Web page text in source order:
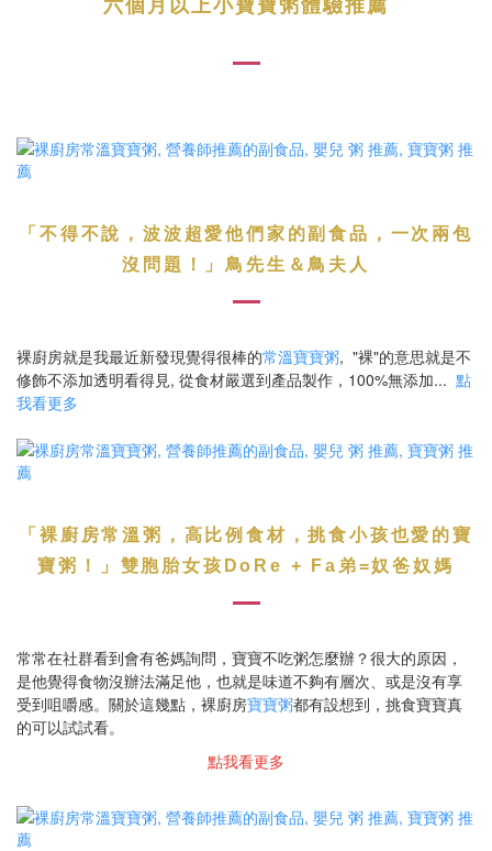
六個月以上小寶寶粥體驗推薦
「不得不說，波波超愛他們家的副食品，一次兩包
沒問題！」鳥先生＆鳥夫人
裸廚房就是我最近新發現覺得很棒的常溫寶寶粥, "裸"的意思就是不
修飾不添加透明看得見, 從食材嚴選到產品製作，100%無添加... 點
我看更多
「裸廚房常溫粥，高比例食材，挑食小孩也愛的寶
寶粥！」 雙胞胎女孩DoRe + Fa弟=奴爸奴媽
常常在社群看到會有爸媽詢問，寶寶不吃粥怎麼辦？很大的原因，
是他覺得食物沒辦法滿足他，也就是味道不夠有層次、或是沒有享
受到咀嚼感。關於這幾點，裸廚房寶寶粥都有設想到，挑食寶寶真
的可以試試看。
點我看更多